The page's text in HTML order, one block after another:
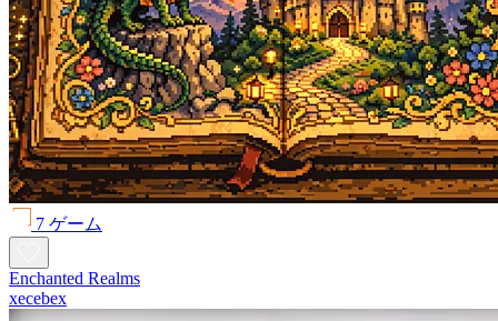
7 ゲーム
Enchanted Realms
xecebex